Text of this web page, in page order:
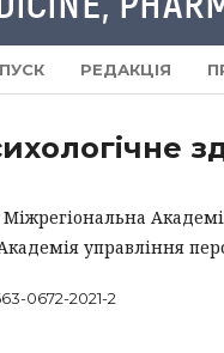
РЕДАКЦІЯ
Міжрегіональна
управління
0672-2021-2